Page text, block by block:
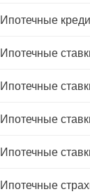
Ипотечные
Ипотечные
Ипотечные
Ипотечные
Ипотечные
Ипотечные